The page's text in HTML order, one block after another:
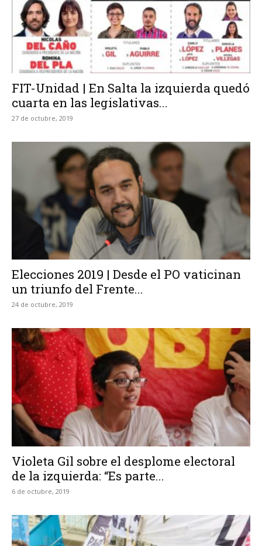
FIT-Unidad | En Salta la izquierda quedó
cuarta en las legislativas...
27 de octubre, 2019
Elecciones 2019 | Desde el PO vaticinan
un triunfo del Frente...
24 de octubre, 2019
Violeta Gil sobre el desplome electoral
de la izquierda: “Es parte...
6 de octubre, 2019